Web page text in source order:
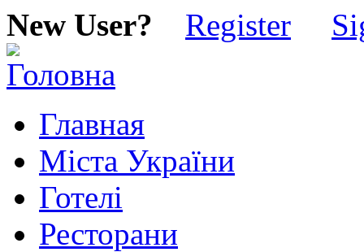
New User? Register
Главная
Міста України
Готелі
Ресторани